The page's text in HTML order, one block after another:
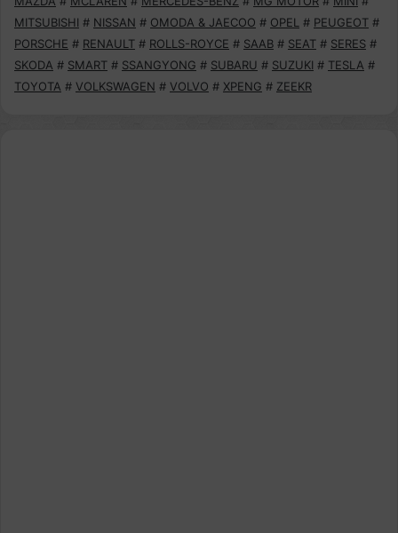
MITSUBISHI # NISSAN # OMODA & JAECOO # OPEL # PEUGEOT #
PORSCHE # RENAULT # ROLLS-ROYCE # SAAB # SEAT # SERES #
SKODA # SMART # SSANGYONG # SUBARU # SUZUKI # TESLA #
TOYOTA # VOLKSWAGEN # VOLVO # XPENG # ZEEKR